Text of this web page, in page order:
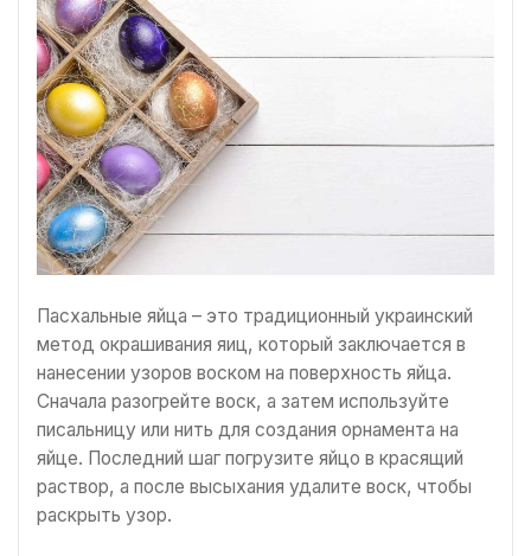
Пасхальные яйца – это традиционный украинский
метод окрашивания яиц, который заключается в
нанесении узоров воском на поверхность яйца.
Сначала разогрейте воск, а затем используйте
писальницу или нить для создания орнамента на
яйце. Последний шаг погрузите яйцо в красящий
раствор, а после высыхания удалите воск, чтобы
раскрыть узор.